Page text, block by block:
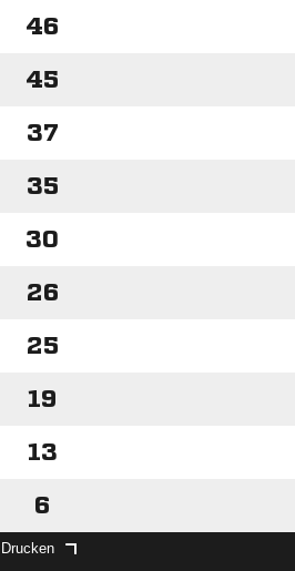
46
45
37
35
30
26
25
19
13
6
Drucken